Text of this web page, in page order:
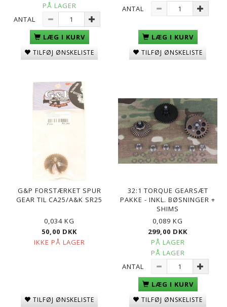
PÅ LAGER
ANTAL
LÆG I KURV
TILFØJ ØNSKELISTE
ANTAL
LÆG I KURV
TILFØJ ØNSKELISTE
G&P FORSTÆRKET SPUR
GEAR TIL CA25/A&K SR25
0,034 KG
50,00 DKK
IKKE PÅ LAGER
TILFØJ ØNSKELISTE
32:1 TORQUE GEARSÆT
PAKKE - INKL. BØSNINGER +
SHIMS
0,089 KG
299,00 DKK
PÅ LAGER
PÅ LAGER
ANTAL
LÆG I KURV
TILFØJ ØNSKELISTE